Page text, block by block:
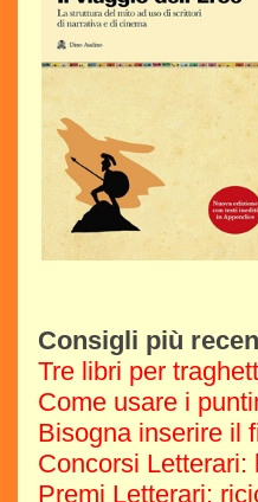
Consigli più
Tre libri per
Come usare i
Bisogna inserire il
Concorsi Letterari:
Premi Letterari: